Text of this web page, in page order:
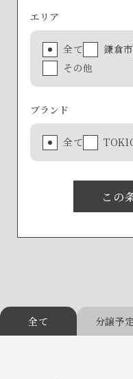
エリア
全て 鎌倉市
その他
ブランド
全て
この
全て 分譲予